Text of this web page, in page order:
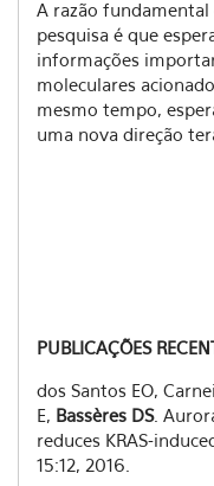
A razão
pesquisa é que
informações
moleculares
mesmo tempo,
uma nova direção
PUBLICAÇÕES
dos Santos EO,
E, Bassères DS.
reduces KRAS-
15:12, 2016.